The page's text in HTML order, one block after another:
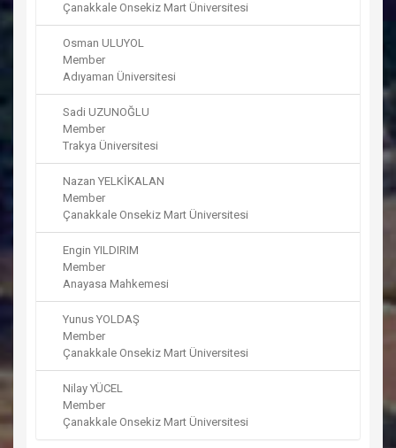
Çanakkale Onsekiz Mart Üniversitesi
Osman ULUYOL
Member
Adıyaman Üniversitesi
Sadi UZUNOĞLU
Member
Trakya Üniversitesi
Nazan YELKİKALAN
Member
Çanakkale Onsekiz Mart Üniversitesi
Engin YILDIRIM
Member
Anayasa Mahkemesi
Yunus YOLDAŞ
Member
Çanakkale Onsekiz Mart Üniversitesi
Nilay YÜCEL
Member
Çanakkale Onsekiz Mart Üniversitesi